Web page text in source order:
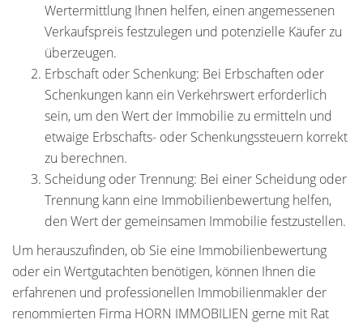
Wertermittlung Ihnen helfen, einen angemessenen
Verkaufspreis festzulegen und potenzielle Käufer zu
überzeugen.
Erbschaft oder Schenkung: Bei Erbschaften oder
Schenkungen kann ein Verkehrswert erforderlich
sein, um den Wert der Immobilie zu ermitteln und
etwaige Erbschafts- oder Schenkungssteuern korrekt
zu berechnen.
Scheidung oder Trennung: Bei einer Scheidung oder
Trennung kann eine Immobilienbewertung helfen,
den Wert der gemeinsamen Immobilie festzustellen.
Um herauszufinden, ob Sie eine Immobilienbewertung
oder ein Wertgutachten benötigen, können Ihnen die
erfahrenen und professionellen Immobilienmakler der
renommierten Firma HORN IMMOBILIEN gerne mit Rat